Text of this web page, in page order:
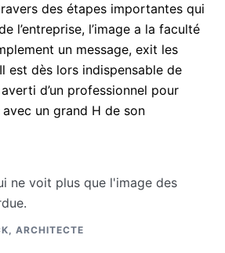
des étapes importantes qui
l’entreprise, l’image a la faculté
un message, exit les
est dès lors indispensable de
d’un professionnel pour
avec un grand H de son
ne voit plus que l'image des
ARCHITECTE